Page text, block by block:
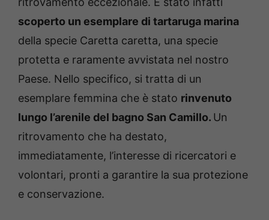
scoperto un esemplare di tartaruga marina
della specie Caretta caretta, una specie
protetta e raramente avvistata nel nostro
Paese. Nello specifico, si tratta di un
esemplare femmina che è stato rinvenuto
lungo l’arenile del bagno San Camillo. Un
ritrovamento che ha destato,
immediatamente, l’interesse di ricercatori e
volontari, pronti a garantire la sua protezione
e conservazione.